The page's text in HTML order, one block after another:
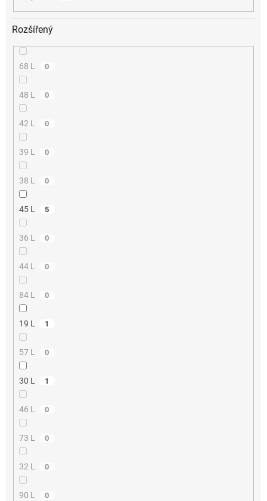
Rozšířený
68 L 0
48 L 0
42 L 0
39 L 0
38 L 0
45 L 5
36 L 0
44 L 0
84 L 0
19 L 1
57 L 0
30 L 1
46 L 0
73 L 0
32 L 0
90 L 0